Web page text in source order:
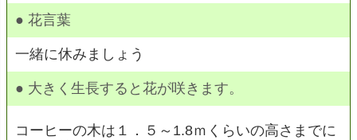
● 花言葉
一緒に休みましょう
● 大きく生長すると花が咲きます。
コーヒーの木は１．５～1.8ｍくらいの高さまでに